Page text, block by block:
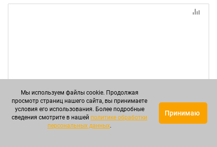
Мы используем файлы cookie. Продолжая
просмотр страниц нашего сайта, вы принимаете
условия его использования. Более подробные
сведения смотрите в нашей политике обработки
персональных данных.
Принимаю